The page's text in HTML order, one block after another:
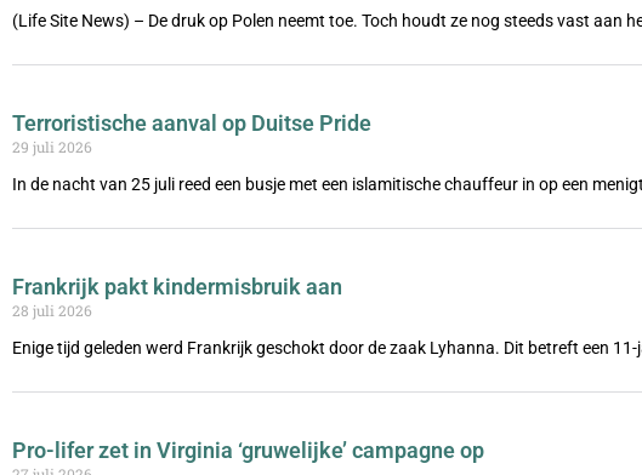
(Life Site News) – De druk op Polen neemt toe. Toch houdt ze nog steeds vast aan
Terroristische aanval op Duitse Pride
29 juli 2026
In de nacht van 25 juli reed een busje met een islamitische chauffeur in op een
Frankrijk pakt kindermisbruik aan
28 juli 2026
Enige tijd geleden werd Frankrijk geschokt door de zaak Lyhanna. Dit betreft een
Pro-lifer zet in Virginia ‘gruwelijke’ campagne op